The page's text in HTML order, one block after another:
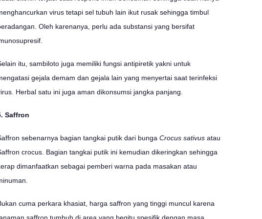
virus tetapi sel tubuh lain ikut rusak sehingga timbul
Oleh karenanya, perlu ada substansi yang bersifat
itu, sambiloto juga memiliki fungsi antipiretik yakni untuk
gejala demam dan gejala lain yang menyertai saat terinfeksi
Herbal satu ini juga aman dikonsumsi jangka panjang.
Saffron
sebenarnya bagian tangkai putik dari bunga Crocus sativus atau
crocus. Bagian tangkai putik ini kemudian dikeringkan sehingga
dimanfaatkan sebagai pemberi warna pada masakan atau
cuma perkara khasiat, harga saffron yang tinggi muncul karena
saffron tumbuh di area yang begitu spesifik dengan masa